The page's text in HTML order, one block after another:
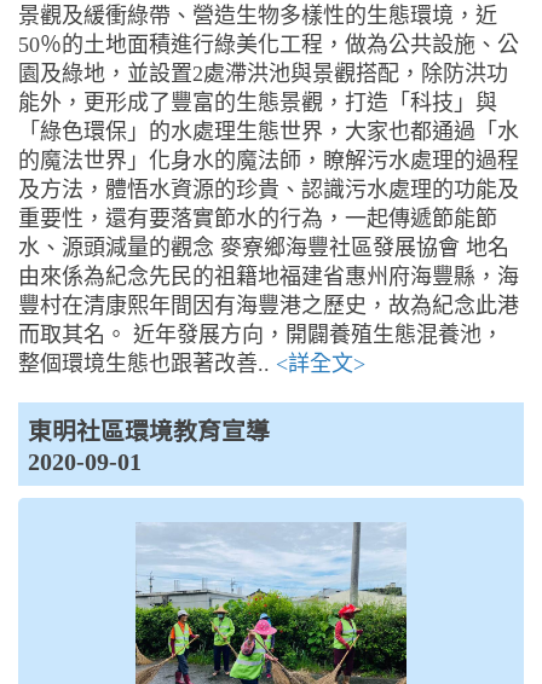
景觀及緩衝綠帶、營造生物多樣性的生態環境，近
50％的土地面積進行綠美化工程，做為公共設施、公
園及綠地，並設置2處滯洪池與景觀搭配，除防洪功
能外，更形成了豐富的生態景觀，打造「科技」與
「綠色環保」的水處理生態世界，大家也都通過「水
的魔法世界」化身水的魔法師，瞭解污水處理的過程
及方法，體悟水資源的珍貴、認識污水處理的功能及
重要性，還有要落實節水的行為，一起傳遞節能節
水、源頭減量的觀念 麥寮鄉海豐社區發展協會 地名
由來係為紀念先民的祖籍地福建省惠州府海豐縣，海
豐村在清康熙年間因有海豐港之歷史，故為紀念此港
而取其名。 近年發展方向，開闢養殖生態混養池，
整個環境生態也跟著改善.. <詳全文>
東明社區環境教育宣導
2020-09-01